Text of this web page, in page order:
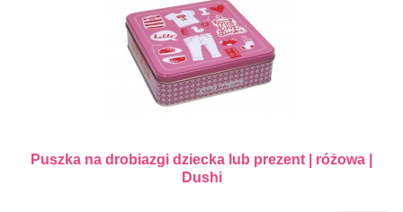
Puszka na drobiazgi dziecka lub prezent | różowa |
Dushi